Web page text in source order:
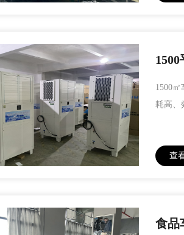
1500
耗高、
查
食品